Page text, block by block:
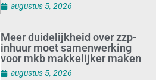
augustus 5, 2026
Meer duidelijkheid over zzp-
inhuur moet samenwerking
voor mkb makkelijker maken
augustus 5, 2026